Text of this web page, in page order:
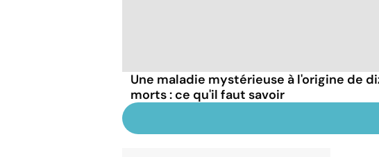
Une maladie mystérieuse à l'origine de
morts : ce qu'il faut savoir